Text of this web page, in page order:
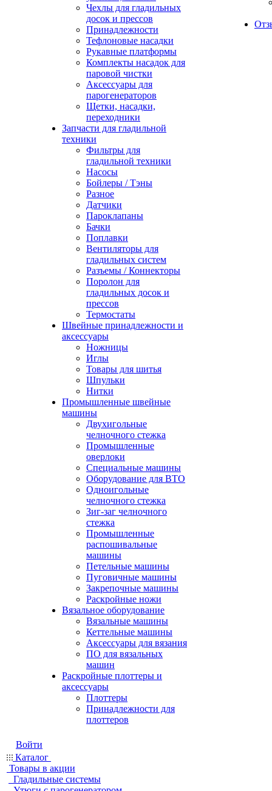
Чехлы для гладильных
досок и прессов
Принадлежности
Тефлоновые насадки
Рукавные платформы
Комплекты насадок для
паровой чистки
Аксессуары для
парогенераторов
Щетки, насадки,
переходники
Запчасти для гладильной
техники
Фильтры для
гладильной техники
Насосы
Бойлеры / Тэны
Разное
Датчики
Пароклапаны
Бачки
Поплавки
Вентиляторы для
гладильных систем
Разъемы / Коннекторы
Поролон для
гладильных досок и
прессов
Термостаты
Швейные принадлежности и
аксессуары
Ножницы
Иглы
Товары для шитья
Шпульки
Нитки
Промышленные швейные
машины
Двухигольные
челночного стежка
Промышленные
оверлоки
Специальные машины
Оборудование для ВТО
Одноигольные
челночного стежка
Зиг-заг челночного
стежка
Промышленные
распошивальные
машины
Петельные машины
Пуговичные машины
Закрепочные машины
Раскройные ножи
Вязальное оборудование
Вязальные машины
Кеттельные машины
Аксессуары для вязания
ПО для вязальных
машин
Раскройные плоттеры и
аксессуары
Плоттеры
Принадлежности для
плоттеров
Войти
Каталог
Товары в акции
Гладильные системы